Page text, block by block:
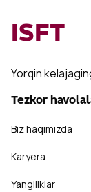
ISFT
Yorqin
Tezkor
Biz haqimizda
Karyera
Yangiliklar